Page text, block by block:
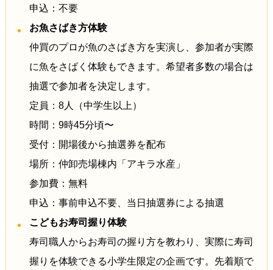
申込：不要
お魚さばき方体験
仲買のプロが魚のさばき方を実演し、参加者が実際
に魚をさばく体験もできます。希望者多数の場合は
抽選で参加者を決定します。
定員：8人（中学生以上）
時間：9時45分頃〜
受付：開場後から抽選券を配布
場所：仲卸売場棟内「アキラ水産」
参加費：無料
申込：事前申込不要、当日抽選券による抽選
こどもお寿司握り体験
寿司職人からお寿司の握り方を教わり、実際に寿司
握りを体験できる小学生限定の企画です。先着順で